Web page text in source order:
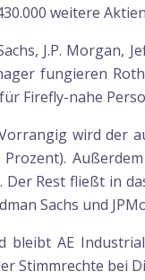
weitere
J.P. Morgan,
fungieren
Firefly-nahe
wird der
Rest fließt in
Sachs und
bleibt AE
Stimmrechte bei